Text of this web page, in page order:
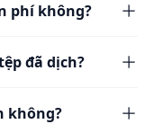
phí không?
đã dịch?
không?